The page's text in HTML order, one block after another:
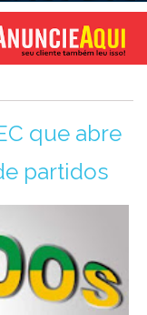
que abre
partidos